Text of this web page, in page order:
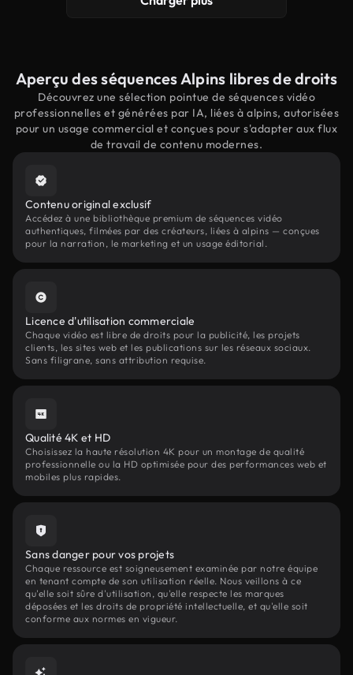
Aperçu des séquences Alpins libres de droits
Découvrez une sélection pointue de séquences vidéo
professionnelles et générées par IA, liées à alpins, autorisées
pour un usage commercial et conçues pour s'adapter aux flux
de travail de contenu modernes.
Contenu original exclusif
Accédez à une bibliothèque premium de séquences vidéo
authentiques, filmées par des créateurs, liées à alpins — conçues
pour la narration, le marketing et un usage éditorial.
Licence d'utilisation commerciale
Chaque vidéo est libre de droits pour la publicité, les projets
clients, les sites web et les publications sur les réseaux sociaux.
Sans filigrane, sans attribution requise.
Qualité 4K et HD
Choisissez la haute résolution 4K pour un montage de qualité
professionnelle ou la HD optimisée pour des performances web et
mobiles plus rapides.
Sans danger pour vos projets
Chaque ressource est soigneusement examinée par notre équipe
en tenant compte de son utilisation réelle. Nous veillons à ce
qu'elle soit sûre d'utilisation, qu'elle respecte les marques
déposées et les droits de propriété intellectuelle, et qu'elle soit
conforme aux normes en vigueur.